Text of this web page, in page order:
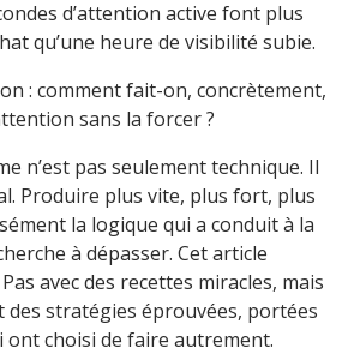
d’attention active font plus
qu’une heure de visibilité subie.
: comment fait-on, concrètement,
sans la forcer ?
n’est pas seulement technique. Il
Produire plus vite, plus fort, plus
la logique qui a conduit à la
à dépasser. Cet article
avec des recettes miracles, mais
des stratégies éprouvées, portées
ont choisi de faire autrement.